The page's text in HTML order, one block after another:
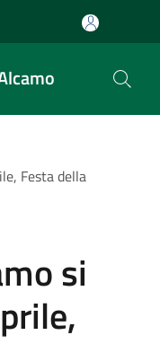
Festa della
si